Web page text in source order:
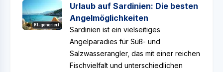
KI-generiert
Urlaub auf Sardinien: Die besten
Angelmöglichkeiten
Sardinien ist ein vielseitiges
Angelparadies für Süß- und
Salzwasserangler, das mit einer reichen
Fischvielfalt und unterschiedlichen